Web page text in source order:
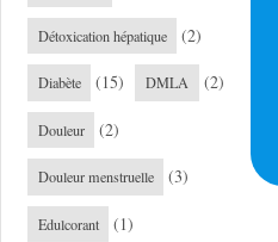
Détoxication hépatique (2)
Diabète (15) DMLA (2)
Douleur (2)
Douleur menstruelle (3)
Edulcorant (1)